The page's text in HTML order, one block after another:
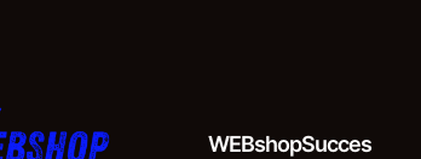
WEBshopSucces